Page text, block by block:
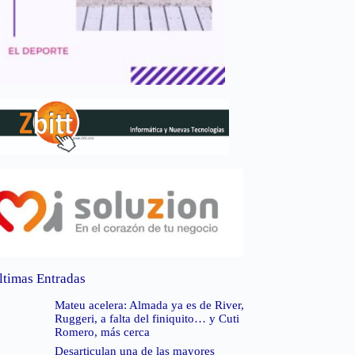
Entradas
Mateu acelera: Almada ya es de River,
Ruggeri, a falta del finiquito… y Cuti
Romero, más cerca
Desarticulan una de las mayores